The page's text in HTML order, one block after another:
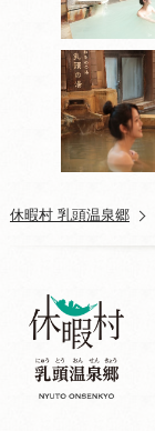
休暇村 乳頭温泉郷